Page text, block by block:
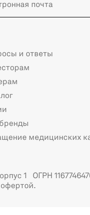
и ответы
медицинских
1 ОГРН